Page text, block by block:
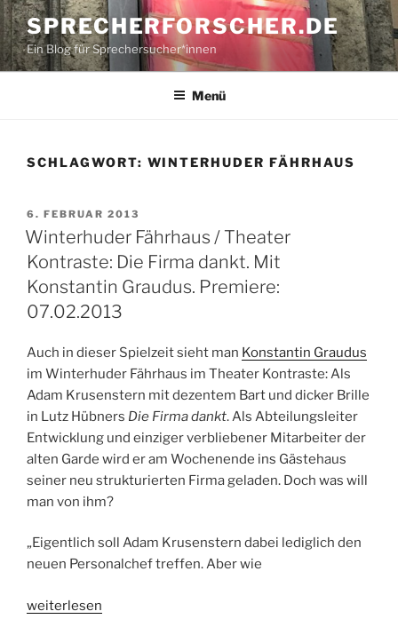
Zum
Inhalt
springen
SPRECHERFORSCHER.DE
Ein Blog für Sprechersucher*innen
Menü
SCHLAGWORT: WINTERHUDER FÄHRHAUS
VERÖFFENTLICHT
AM
6. FEBRUAR 2013
Winterhuder Fährhaus / Theater
Kontraste: Die Firma dankt. Mit
Konstantin Graudus. Premiere:
07.02.2013
Auch in dieser Spielzeit sieht man Konstantin Graudus
im Winterhuder Fährhaus im Theater Kontraste: Als
Adam Krusenstern mit dezentem Bart und dicker Brille
in Lutz Hübners Die Firma dankt. Als Abteilungsleiter
Entwicklung und einziger verbliebener Mitarbeiter der
alten Garde wird er am Wochenende ins Gästehaus
seiner neu strukturierten Firma geladen. Doch was will
man von ihm?
„Eigentlich soll Adam Krusenstern dabei lediglich den
neuen Personalchef treffen. Aber wie
„Winterhuder
weiterlesen